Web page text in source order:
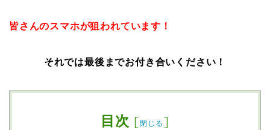
皆さんのスマホが狙われています！
それでは最後までお付き合いください！
目次 [閉じる ]